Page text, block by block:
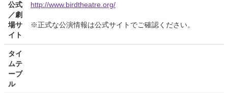
公式
／劇
場サ
イト
http://www.birdtheatre.org/
※正式な公演情報は公式サイトでご確認ください。
タイ
ムテ
ーブ
ル